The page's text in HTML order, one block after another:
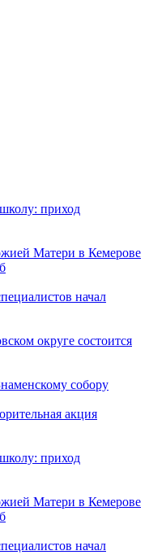
приход
Матери в Кемерове
начал
округе состоится
собору
акция
приход
Матери в Кемерове
начал